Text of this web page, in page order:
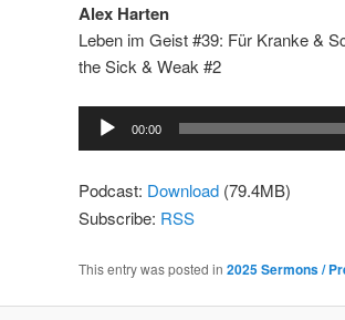
Alex Harten
Leben im Geist #39: Für Kranke &
the Sick & Weak #2
Audio
Player
00:00
Podcast: Download(79.4MB)
Subscribe: RSS
This entry was posted in 2025 Sermons /